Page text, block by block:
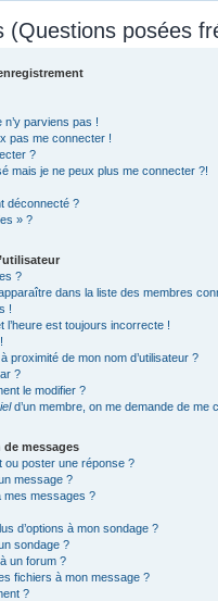
(Questions posées
n’y parviens pas !
pas me connecter !
?
mais je ne peux plus me connecter ?!
déconnecté ?
» ?
?
dans la liste des membres
!
l’heure est toujours incorrecte !
proximité de mon nom d’utilisateur ?
?
le modifier ?
d’un membre, on me demande de me
messages
ou poster une réponse ?
message ?
mes messages ?
d’options à mon sondage ?
sondage ?
un forum ?
fichiers à mon message ?
?